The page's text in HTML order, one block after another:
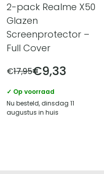
2-pack Realme X50
Glazen
Screenprotector –
Full Cover
€17,95€9,33
✓ Op voorraad
Nu besteld, dinsdag 11
augustus in huis